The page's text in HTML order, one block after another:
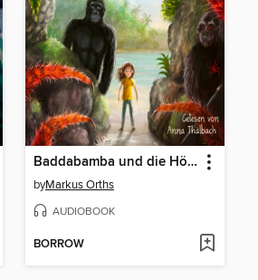
Baddabamba und die Höhle der Ewigkeit
byMarkus Orths
AUDIOBOOK
BORROW